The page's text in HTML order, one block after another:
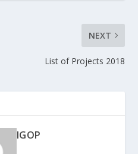
NEXT
List of Projects 2018
IGOP